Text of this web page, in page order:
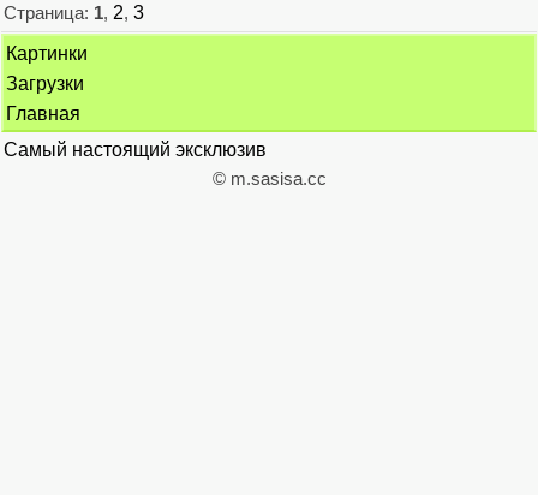
Страница: 1, 2, 3
Картинки
Загрузки
Главная
Самый настоящий эксклюзив
© m.sasisa.cc